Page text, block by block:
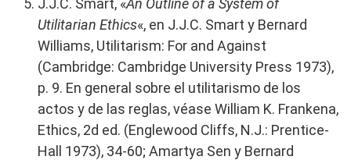
J.J.C. Smart, «An Outline of a System of
Utilitarian Ethics«, en J.J.C. Smart y Bernard
Williams, Utilitarism: For and Against
(Cambridge: Cambridge University Press 1973),
p. 9. En general sobre el utilitarismo de los
actos y de las reglas, véase William K. Frankena,
Ethics, 2d ed. (Englewood Cliffs, N.J.: Prentice-
Hall 1973), 34-60; Amartya Sen y Bernard